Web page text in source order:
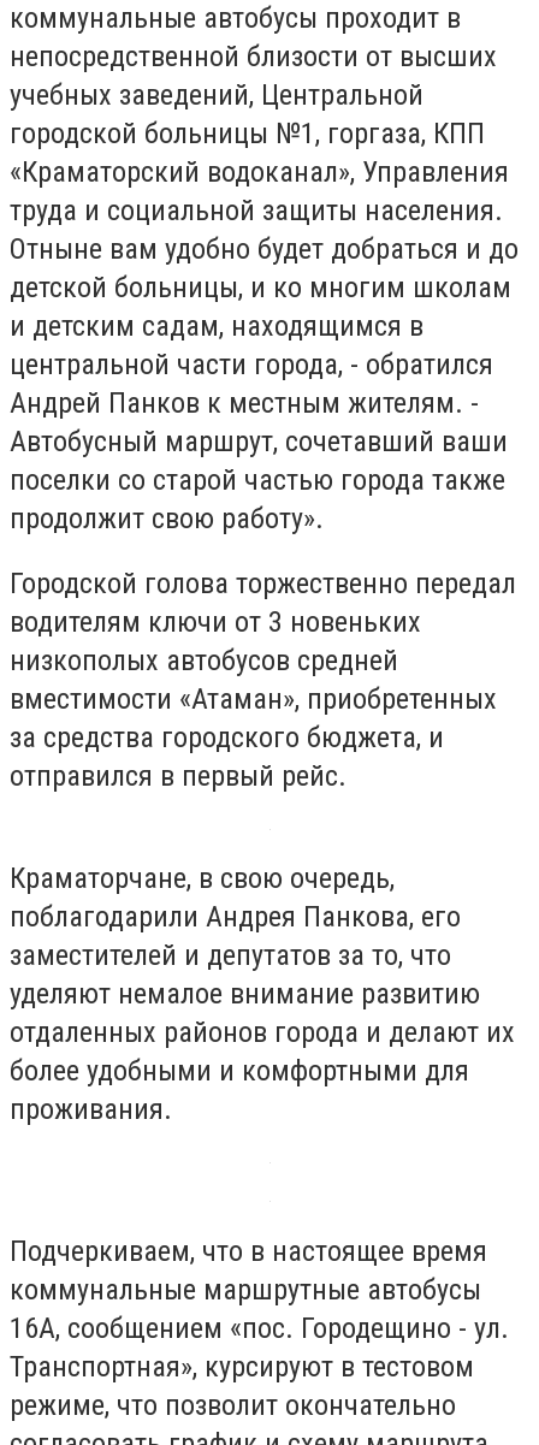
коммунальные автобусы проходит в
непосредственной близости от высших
учебных заведений, Центральной
городской больницы №1, горгаза, КПП
«Краматорский водоканал», Управления
труда и социальной защиты населения.
Отныне вам удобно будет добраться и до
детской больницы, и ко многим школам
и детским садам, находящимся в
центральной части города, - обратился
Андрей Панков к местным жителям. -
Автобусный маршрут, сочетавший ваши
поселки со старой частью города также
продолжит свою работу».
Городской голова торжественно передал
водителям ключи от 3 новеньких
низкополых автобусов средней
вместимости «Атаман», приобретенных
за средства городского бюджета, и
отправился в первый рейс.
Краматорчане, в свою очередь,
поблагодарили Андрея Панкова, его
заместителей и депутатов за то, что
уделяют немалое внимание развитию
отдаленных районов города и делают их
более удобными и комфортными для
проживания.
Подчеркиваем, что в настоящее время
коммунальные маршрутные автобусы
16А, сообщением «пос. Городещино - ул.
Транспортная», курсируют в тестовом
режиме, что позволит окончательно